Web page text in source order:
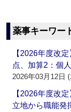
薬事キーワー
【2026年度改
点、加算2：個
2026年03月12日
【2026年度改
立地から職能発